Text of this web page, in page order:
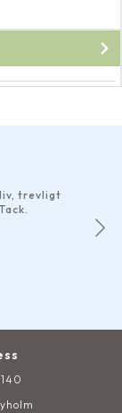
trevligt